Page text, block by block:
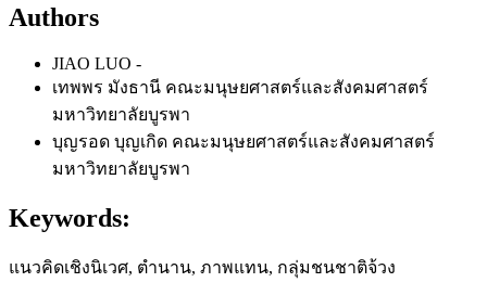
Authors
JIAO LUO -
เทพพร มังธานี คณะมนุษยศาสตร์และสังคมศาสตร์
มหาวิทยาลัยบูรพา
บุญรอด บุญเกิด คณะมนุษยศาสตร์และสังคมศาสตร์
มหาวิทยาลัยบูรพา
Keywords:
แนวคิดเชิงนิเวศ, ตำนาน, ภาพแทน, กลุ่มชนชาติจ้วง